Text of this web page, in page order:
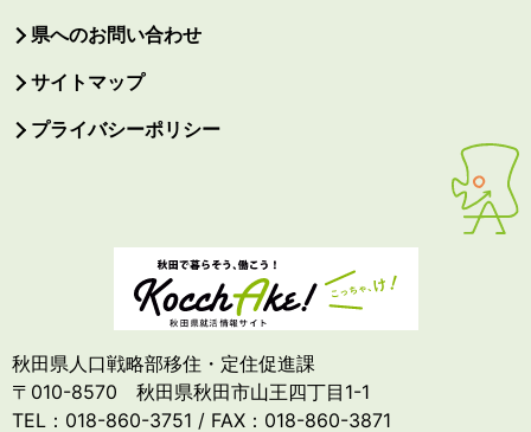
県へのお問い合わせ
サイトマップ
プライバシーポリシー
秋田県人口戦略部移住・定住促進課
〒010-8570 秋田県秋田市山王四丁目1-1
TEL：018-860-3751 / FAX：018-860-3871